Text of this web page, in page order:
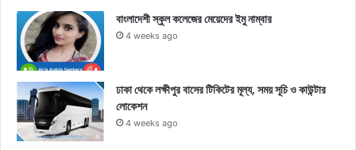
বাংলাদেশী স্কুল কলেজের মেয়েদের ইমু নাম্বার
4 weeks ago
ঢাকা থেকে লক্ষীপুর বাসের টিকিটের মূল্য, সময় সূচি ও কাউন্টার
লোকেশন
4 weeks ago